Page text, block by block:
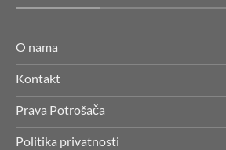
O nama
Kontakt
Prava Potrošača
Politika privatnosti